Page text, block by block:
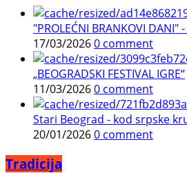
"PROLEĆNI BRANKOVI DANI"
17/03/20260 comment
„BEOGRADSKI FESTIVAL IGRE“
11/03/20260 comment
Stari Beograd - kod srpske
20/01/20260 comment
Tradicija